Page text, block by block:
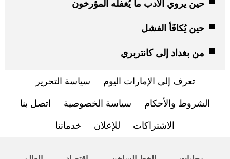
حين يروي الأدب ما يُغفله المؤرخون
حين يُكافَأ الفشل
من بغداد إلى كانتربري
تعرف إلى الإمارات اليوم سياسة التحرير
الشروط والأحكام سياسة الخصوصية اتصل بنا
الاشتراكات للإعلان خدماتنا